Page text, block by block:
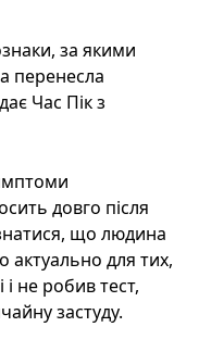
за якими
перенесла
Час Пік з
довго після
що людина
актуально для тих,
і не робив тест,
застуду.